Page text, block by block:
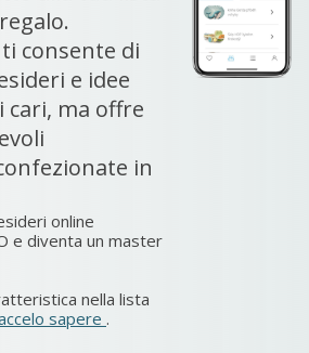
consente di
e idee
cari, ma offre
in
online
e diventa un master
nella lista
sapere .